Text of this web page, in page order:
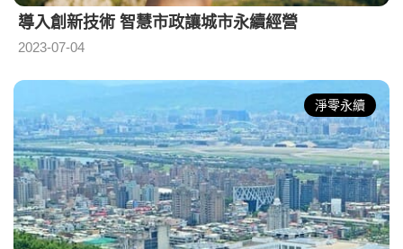
導入創新技術 智慧市政讓城市永續經營
2023-07-04
淨零永續